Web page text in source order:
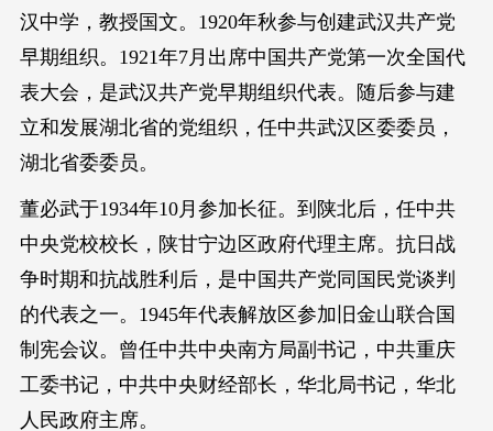
汉中学，教授国文。1920年秋参与创建武汉共产党
早期组织。1921年7月出席中国共产党第一次全国代
表大会，是武汉共产党早期组织代表。随后参与建
立和发展湖北省的党组织，任中共武汉区委委员，
湖北省委委员。
董必武于1934年10月参加长征。到陕北后，任中共
中央党校校长，陕甘宁边区政府代理主席。抗日战
争时期和抗战胜利后，是中国共产党同国民党谈判
的代表之一。1945年代表解放区参加旧金山联合国
制宪会议。曾任中共中央南方局副书记，中共重庆
工委书记，中共中央财经部长，华北局书记，华北
人民政府主席。